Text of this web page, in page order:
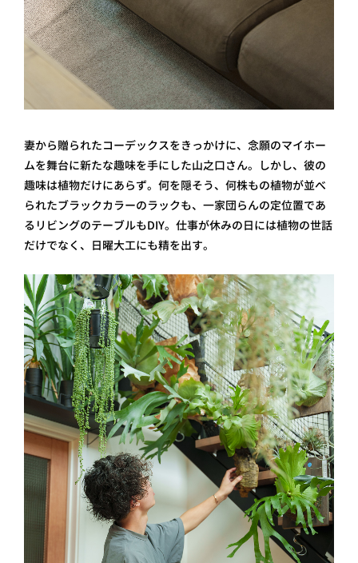
妻から贈られたコーデックスをきっかけに、念願のマイホー
ムを舞台に新たな趣味を手にした山之口さん。しかし、彼の
趣味は植物だけにあらず。何を隠そう、何株もの植物が並べ
られたブラックカラーのラックも、一家団らんの定位置であ
るリビングのテーブルもDIY。仕事が休みの日には植物の世話
だけでなく、日曜大工にも精を出す。